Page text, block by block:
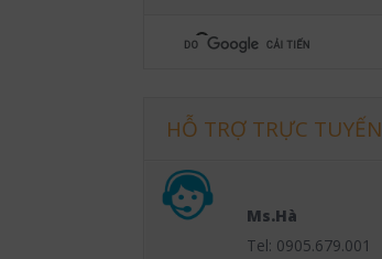
HỖ TRỢ TRỰC TUYẾN
Ms.Hà
Tel: 0905.679.001